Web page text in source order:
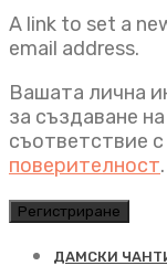
A link to set a
email address.
Вашата лична
за създаване
съответствие
поверителност.
Регистриране
ДАМСКИ